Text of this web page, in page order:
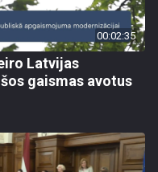
00:02:35
Latvijas
gaismas avotus